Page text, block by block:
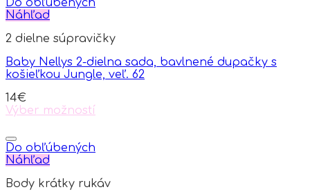
Do obľúbených
Náhľad
2 dielne súpravičky
Baby Nellys 2-dielna sada, bavlnené dupačky s
košieľkou Jungle, veľ. 62
14€
Výber možností
product
has
multiple
The
Do obľúbených
Náhľad
Body krátky rukáv